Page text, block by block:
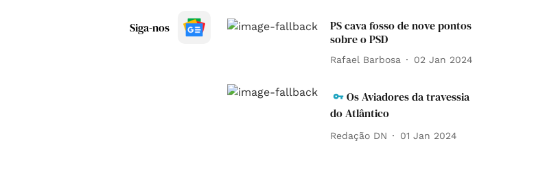
Siga-nos
PS cava fosso de nove pontos
sobre o PSD
Rafael Barbosa 02 Jan 2024
Os Aviadores da travessia
do Atlântico
Redação DN 01 Jan 2024